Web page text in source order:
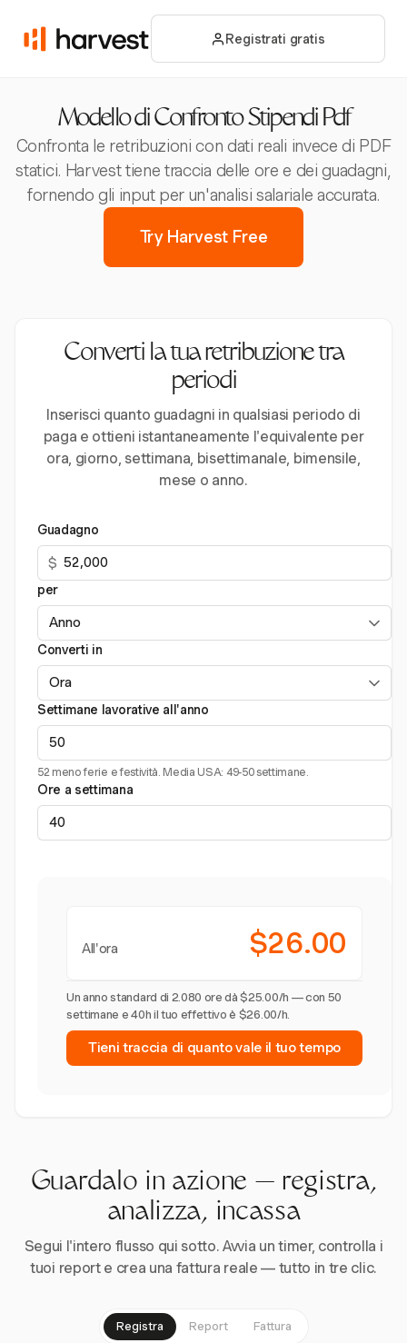
Registrati gratis
Modello di Confronto Stipendi Pdf
Confronta le retribuzioni con dati reali invece di PDF
statici. Harvest tiene traccia delle ore e dei guadagni,
fornendo gli input per un'analisi salariale accurata.
Try Harvest Free
Converti la tua retribuzione tra
periodi
Inserisci quanto guadagni in qualsiasi periodo di
paga e ottieni istantaneamente l'equivalente per
ora, giorno, settimana, bisettimanale, bimensile,
mese o anno.
Guadagno
$
per
Converti in
Settimane lavorative all'anno
52 meno ferie e festività. Media USA: 49-50 settimane.
Ore a settimana
All'ora $26.00
Un anno standard di 2.080 ore dà $25.00/h — con 50
settimane e 40h il tuo effettivo è $26.00/h.
Tieni traccia di quanto vale il tuo tempo
Guardalo in azione — registra,
analizza, incassa
Segui l'intero flusso qui sotto. Avvia un timer, controlla i
tuoi report e crea una fattura reale — tutto in tre clic.
Registra Report Fattura